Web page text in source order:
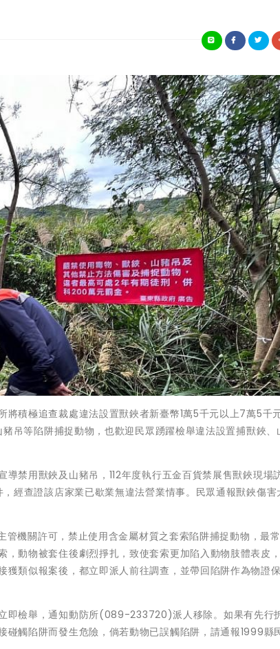
積極追查裁處違法設置獸鋏者新臺幣1萬5千元以上7萬5千
吊等陷阱捕捉動物，也歡迎民眾踴躍檢舉違法設置捕獸鋏、
禁用獸鋏及山豬吊，112年度執行五金百貨禁展售獸鋏現場
經查證該店家業已歇業無違法營業情事。民眾通報獸鋏傷害
機關許可，禁止使用含金屬材質之套索陷阱捕捉動物，最
動物被套住後劇烈掙扎，致使套索更加陷入動物肢體表皮
類似報案後，都立即派人前往調查，並帶回陷阱作為物證保
即檢舉，通知動防所(089-233720)派人移除。如果有先行
觸陷阱而發生危險，倘若動物已誤觸陷阱，請通報1999縣